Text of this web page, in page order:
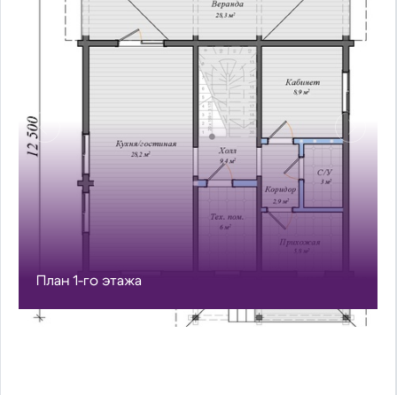
План 1-го этажа